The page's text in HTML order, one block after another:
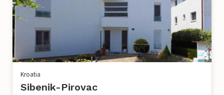
Kroatia
Sibenik-Pirovac